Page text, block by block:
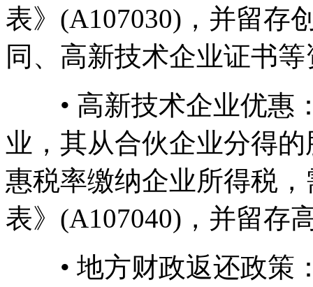
表》(A107030)，并留存
同、高新技术企业证书等
• 高新技术企业优惠
业，其从合伙企业分得
惠税率缴纳企业所得税
表》(A107040)，并留存
• 地方财政返还政策